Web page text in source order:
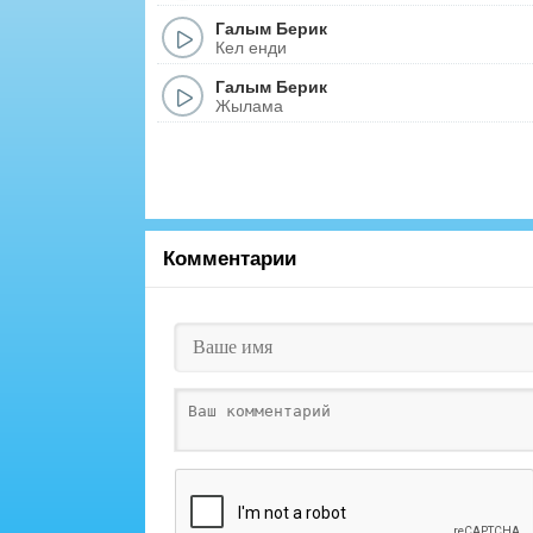
Галым Берик
Кел енди
Галым Берик
Жылама
Комментарии